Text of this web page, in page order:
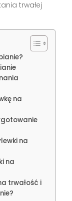
trwałej
na
na
na
trwałość i